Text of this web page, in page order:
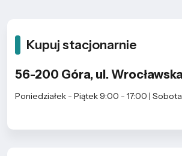
Kupuj stacjonarnie
56-200 Góra, ul.
Poniedziałek - Piątek 9:00 - 17:00 |